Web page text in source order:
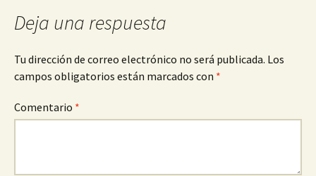
entradas
Deja una respuesta
Tu dirección de correo electrónico no será publicada. Los
campos obligatorios están marcados con *
Comentario *